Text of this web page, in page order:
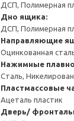
ДСП, Полимерная
Дно ящика:
ДСП, Полимерная
Направляющие
Оцинкованная
Нажимные
Сталь,
Пластмассовые
Ацеталь пластик
Дверь/